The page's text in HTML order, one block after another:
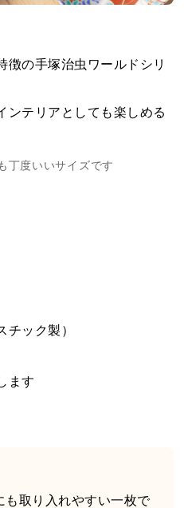
徴の手塚治虫ワールドシリ
ンテリアとしても楽しめる
丁度いいサイズです
チック製）
ます
も取り入れやすい一枚で